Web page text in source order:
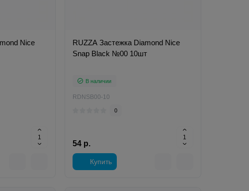
Nice
RUZZA Застежка Diamond Nice
Snap Black №00 10шт
В наличии
RDNSB00-10
0
54 р.
Купить